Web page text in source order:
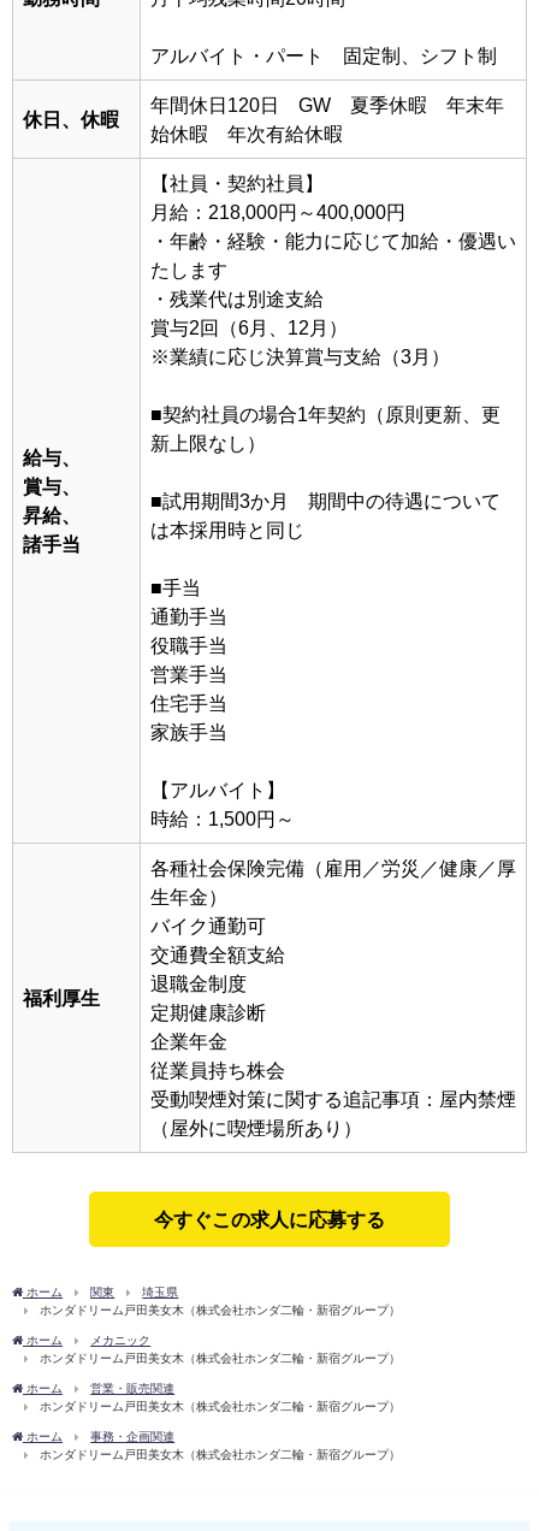
アルバイト・パート 固定制、シフト制
休日、休暇
年間休日120日 GW 夏季休暇 年末年
始休暇 年次有給休暇
給与、
賞与、
昇給、
諸手当
【社員・契約社員】
月給：218,000円～400,000円
・年齢・経験・能力に応じて加給・優遇い
たします
・残業代は別途支給
賞与2回（6月、12月）
※業績に応じ決算賞与支給（3月）
■契約社員の場合1年契約（原則更新、更
新上限なし）
■試用期間3か月 期間中の待遇について
は本採用時と同じ
■手当
通勤手当
役職手当
営業手当
住宅手当
家族手当
【アルバイト】
時給：1,500円～
福利厚生
各種社会保険完備（雇用／労災／健康／厚
生年金）
バイク通勤可
交通費全額支給
退職金制度
定期健康診断
企業年金
従業員持ち株会
受動喫煙対策に関する追記事項：屋内禁煙
（屋外に喫煙場所あり）
今すぐこの求人に応募する
ホーム 関東
埼玉県
ホンダドリーム戸田美女木（株式会社ホンダ二輪・新宿グループ）
ホーム
メカニック
ホンダドリーム戸田美女木（株式会社ホンダ二輪・新宿グループ）
ホーム
営業・販売関連
ホンダドリーム戸田美女木（株式会社ホンダ二輪・新宿グループ）
ホーム
事務・企画関連
ホンダドリーム戸田美女木（株式会社ホンダ二輪・新宿グループ）